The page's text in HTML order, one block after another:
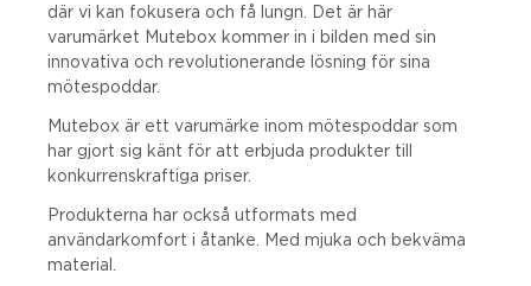
där vi kan fokusera och få lungn. Det är här
varumärket Mutebox kommer in i bilden med sin
innovativa och revolutionerande lösning för sina
mötespoddar.
Mutebox är ett varumärke inom mötespoddar som
har gjort sig känt för att erbjuda produkter till
konkurrenskraftiga priser.
Produkterna har också utformats med
användarkomfort i åtanke. Med mjuka och bekväma
material.